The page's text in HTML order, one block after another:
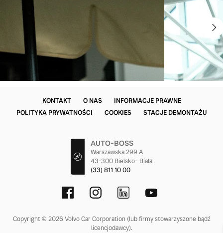
KONTAKT O NAS
INFORMACJE PRAWNE
POLITYKA PRYWATNOŚCI
COOKIES STACJE DEMONTAŻU
AUTO-BOSS
Warszawska 299 A
43-300 Bielsko- Biała
(33) 811 10 00
Copyright © 2026 Volvo Car Corporation (lub firmy stowarzyszone bądź
licencjodawcy).